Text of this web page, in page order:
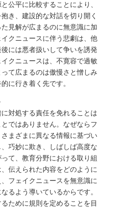
公平に比較することにより、
き、建設的な対話を切り開く
見解が広まるのに無意識に加
クニュースに伴う悲劇は、他
には悪者扱いして争いを誘発
クニュースは、不寛容で過敏
て広まるのは傲慢さと憎しみ
に行き着く先です。
対処する責任を免れることは
ではありません。なぜならフ
まざまに異なる情報に基づい
巧妙に欺き、しばしば高度な
て、教育分野における取り組
伝えられた内容をどのように
フェイクニュースを無意識に
るよう導いているからです。
ために規則を定めることを目